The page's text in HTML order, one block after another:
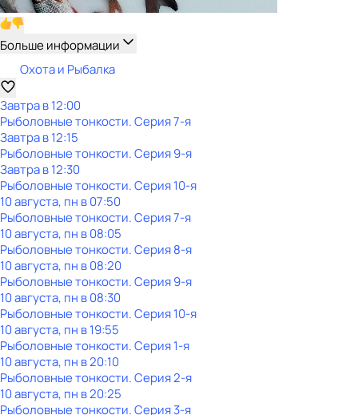
Больше информации
Охота и Рыбалка
Завтра в 12:00
Рыболовные тонкости. Серия 7-я
Завтра в 12:15
Рыболовные тонкости. Серия 9-я
Завтра в 12:30
Рыболовные тонкости. Серия 10-я
10 августа, пн в 07:50
Рыболовные тонкости. Серия 7-я
10 августа, пн в 08:05
Рыболовные тонкости. Серия 8-я
10 августа, пн в 08:20
Рыболовные тонкости. Серия 9-я
10 августа, пн в 08:30
Рыболовные тонкости. Серия 10-я
10 августа, пн в 19:55
Рыболовные тонкости. Серия 1-я
10 августа, пн в 20:10
Рыболовные тонкости. Серия 2-я
10 августа, пн в 20:25
Рыболовные тонкости. Серия 3-я